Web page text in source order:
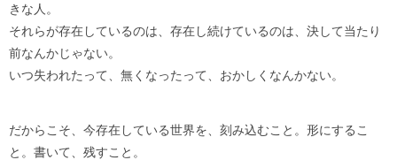
きな人。
それらが存在しているのは、存在し続けているのは、決して当たり
前なんかじゃない。
いつ失われたって、無くなったって、おかしくなんかない。
だからこそ、今存在している世界を、刻み込むこと。形にするこ
と。書いて、残すこと。